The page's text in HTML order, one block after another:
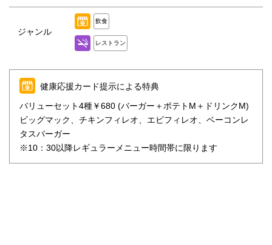
ジャンル
飲食
レストラン
健康応援カード提示による特典
バリューセット4種￥680 (バーガー＋ポテトM＋ドリンクM)
ビッグマック、チキンフィレオ、エビフィレオ、ベーコンレ
タスバーガー
※10：30以降レギュラーメニュー時間帯に限ります